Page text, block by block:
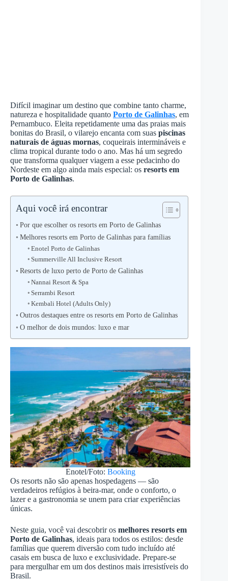
Difícil imaginar um destino que combine tanto charme,
natureza e hospitalidade quanto Porto de Galinhas, em
Pernambuco. Eleita repetidamente uma das praias mais
bonitas do Brasil, o vilarejo encanta com suas piscinas
naturais de águas mornas, coqueirais intermináveis e
clima tropical durante todo o ano. Mas há um segredo
que transforma qualquer viagem a esse pedacinho do
Nordeste em algo ainda mais especial: os resorts em
Porto de Galinhas.
Aqui você irá encontrar
Por que escolher os resorts em Porto de Galinhas
Melhores resorts em Porto de Galinhas para famílias
Enotel Porto de Galinhas
Summerville All Inclusive Resort
Resorts de luxo perto de Porto de Galinhas
Nannai Resort & Spa
Serrambi Resort
Kembali Hotel (Adults Only)
Outros destaques entre os resorts em Porto de Galinhas
O melhor de dois mundos: luxo e mar
Enotel/Foto: Booking
Os resorts não são apenas hospedagens — são
verdadeiros refúgios à beira-mar, onde o conforto, o
lazer e a gastronomia se unem para criar experiências
únicas.
Neste guia, você vai descobrir os melhores resorts em
Porto de Galinhas, ideais para todos os estilos: desde
famílias que querem diversão com tudo incluído até
casais em busca de luxo e exclusividade. Prepare-se
para mergulhar em um dos destinos mais irresistíveis do
Brasil.